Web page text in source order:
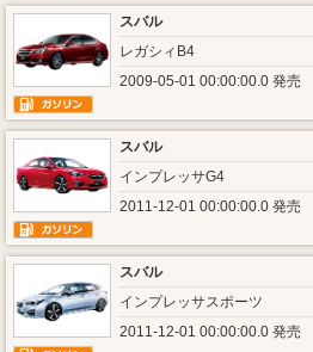
スバル
レガシィB4
2009-05-01 00:00:00.0 発売
スバル
インプレッサG4
2011-12-01 00:00:00.0 発売
スバル
インプレッサスポーツ
2011-12-01 00:00:00.0 発売